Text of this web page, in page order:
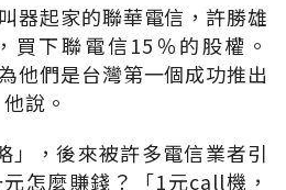
器起家的聯華電信，許勝雄
買下聯電信15％的股權。
他們是台灣第一個成功推出
說。
」，後來被許多電信業者引
怎麼賺錢？「1元call機，